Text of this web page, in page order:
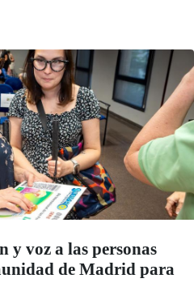
y voz a las personas
de Madrid para